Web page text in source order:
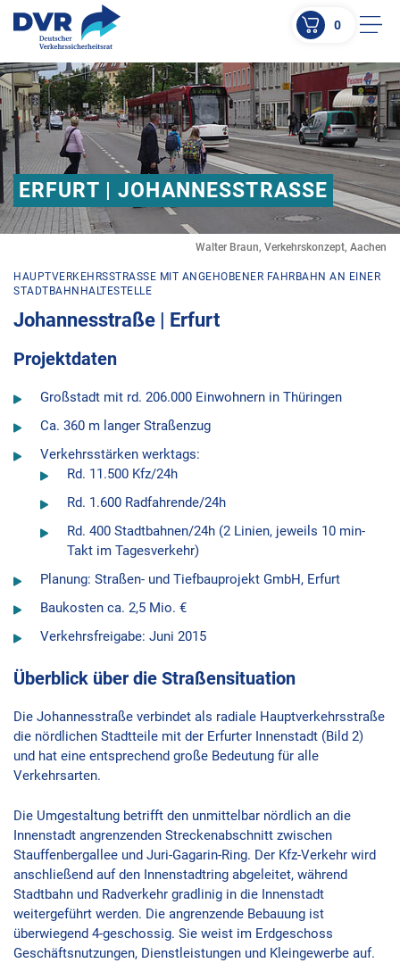
ZUM HAUPTINHALT SPRINGEN
ZUR SUCHE SPRINGEN
0
Walter Braun, Verkehrskonzept, Aachen
ERFURT | JOHANNESSTRASSE
HAUPTVERKEHRSSTRASSE MIT ANGEHOBENER FAHRBAHN AN EINER S
TADTBAHNHALTESTELLE
Johannesstraße | Erfurt
Projektdaten
Großstadt mit rd. 206.000 Einwohnern in Thüringen
Ca. 360 m langer Straßenzug
Verkehrsstärken werktags:
Rd. 11.500 Kfz/24h
Rd. 1.600 Radfahrende/24h
Rd. 400 Stadtbahnen/24h (2 Linien, jeweils 10 min-
Takt im Tagesverkehr)
Planung: Straßen- und Tiefbauprojekt GmbH, Erfurt
Baukosten ca. 2,5 Mio. €
Verkehrsfreigabe: Juni 2015
Überblick über die Straßensituation
Die Johannesstraße verbindet als radiale Hauptverkehrsstraße
die nördlichen Stadtteile mit der Erfurter Innenstadt (Bild 2)
und hat eine entsprechend große Bedeutung für alle
Verkehrsarten.
Die Umgestaltung betrifft den unmittelbar nördlich an die
Innenstadt angrenzenden Streckenabschnitt zwischen
Stauffenbergallee und Juri-Gagarin-Ring. Der Kfz-Verkehr wird
anschließend auf den Innenstadtring abgeleitet, während
Stadtbahn und Radverkehr gradlinig in die Innenstadt
weitergeführt werden. Die angrenzende Bebauung ist
überwiegend 4-geschossig. Sie weist im Erdgeschoss
Geschäftsnutzungen, Dienstleistungen und Kleingewerbe auf.